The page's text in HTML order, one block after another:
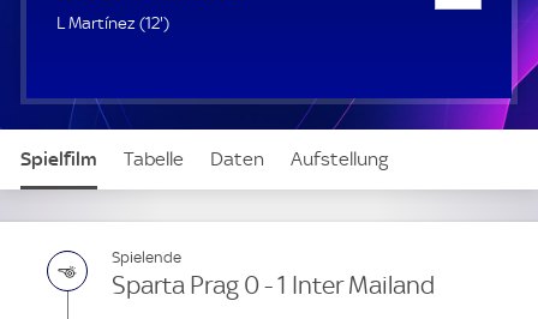
L Martínez (12'1
u
t
)
Spielfilm Tabelle Daten Aufstellung
Live
Spielende
Sparta Prag 0 - 1 Inter Mailand